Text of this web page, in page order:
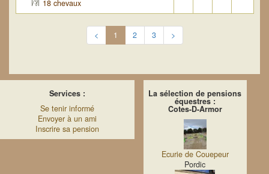
18 chevaux
< 1 2 3 >
Services :
Se tenir informé
Envoyer à un ami
Inscrire sa pension
La sélection de pensions
équestres :
Cotes-D-Armor
Ecurie de Couepeur
Pordic